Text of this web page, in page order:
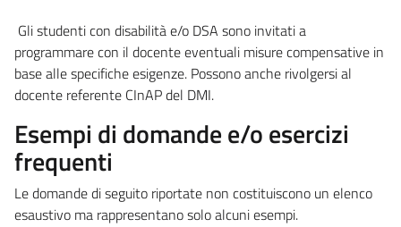
Gli studenti con disabilità e/o DSA sono invitati a
programmare con il docente eventuali misure compensative in
base alle specifiche esigenze. Possono anche rivolgersi al
docente referente CInAP del DMI.
Esempi di domande e/o esercizi
frequenti
Le domande di seguito riportate non costituiscono un elenco
esaustivo ma rappresentano solo alcuni esempi.